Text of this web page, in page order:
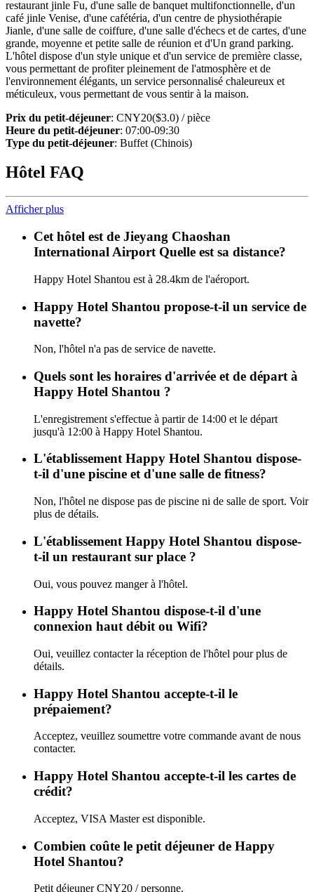
restaurant jinle Fu, d'une salle de banquet multifonctionnelle, d'un
café jinle Venise, d'une cafétéria, d'un centre de physiothérapie
Jianle, d'une salle de coiffure, d'une salle d'échecs et de cartes, d'une
grande, moyenne et petite salle de réunion et d'Un grand parking.
L'hôtel dispose d'un style unique et d'un service de première classe,
vous permettant de profiter pleinement de l'atmosphère et de
l'environnement élégants, un service personnalisé chaleureux et
méticuleux, vous permettant de vous sentir à la maison.
Prix du petit-déjeuner: CNY20($3.0) / pièce
Heure du petit-déjeuner: 07:00-09:30
Type du petit-déjeuner: Buffet (Chinois)
Hôtel FAQ
Afficher plus
Cet hôtel est de Jieyang Chaoshan
International Airport Quelle est sa distance?
Happy Hotel Shantou est à 28.4km de l'aéroport.
Happy Hotel Shantou propose-t-il un service de
navette?
Non, l'hôtel n'a pas de service de navette.
Quels sont les horaires d'arrivée et de départ à
Happy Hotel Shantou ?
L'enregistrement s'effectue à partir de 14:00 et le départ
jusqu'à 12:00 à Happy Hotel Shantou.
L'établissement Happy Hotel Shantou dispose-
t-il d'une piscine et d'une salle de fitness?
Non, l'hôtel ne dispose pas de piscine ni de salle de sport. Voir
plus de détails.
L'établissement Happy Hotel Shantou dispose-
t-il un restaurant sur place ?
Oui, vous pouvez manger à l'hôtel.
Happy Hotel Shantou dispose-t-il d'une
connexion haut débit ou Wifi?
Oui, veuillez contacter la réception de l'hôtel pour plus de
détails.
Happy Hotel Shantou accepte-t-il le
prépaiement?
Acceptez, veuillez soumettre votre commande avant de nous
contacter.
Happy Hotel Shantou accepte-t-il les cartes de
crédit?
Acceptez, VISA Master est disponible.
Combien coûte le petit déjeuner de Happy
Hotel Shantou?
Petit déjeuner CNY20 / personne.